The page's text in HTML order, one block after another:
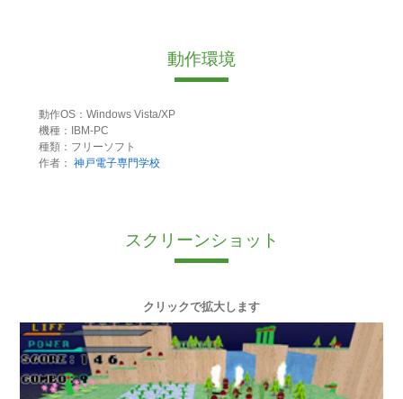
動作環境
動作OS：Windows Vista/XP
機種：IBM-PC
種類：フリーソフト
作者： 神戸電子専門学校
スクリーンショット
クリックで拡大します